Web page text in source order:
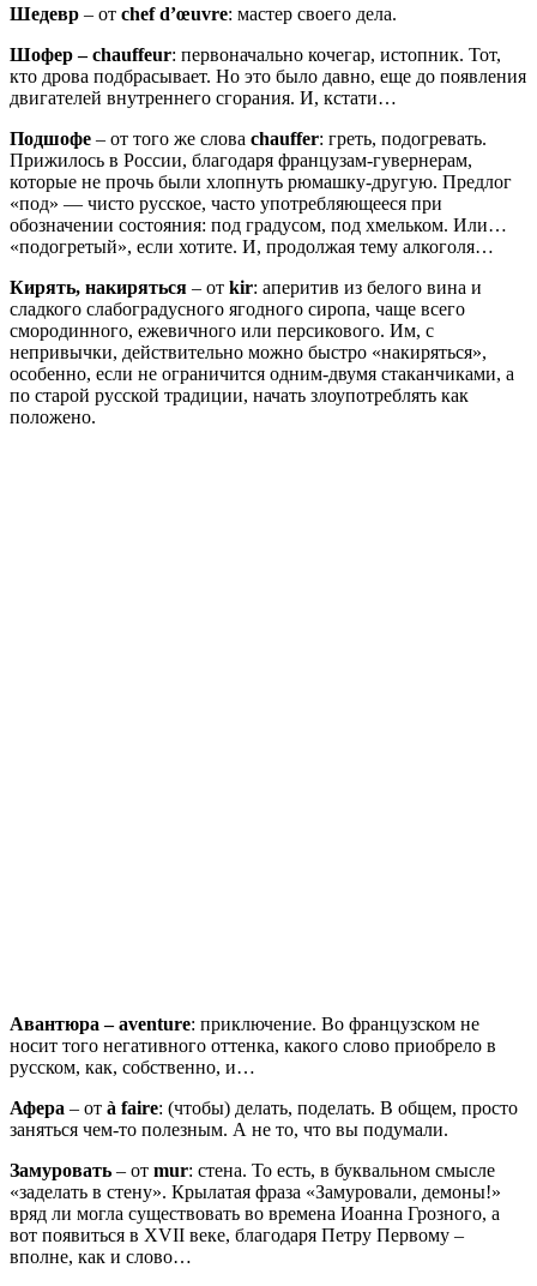
Шедевр – от chef d’œuvre: мастер своего дела.
Шофер – chauffeur: первоначально кочегар, истопник. Тот,
кто дрова подбрасывает. Но это было давно, еще до появления
двигателей внутреннего сгорания. И, кстати…
Подшофе – от того же слова chauffer: греть, подогревать.
Прижилось в России, благодаря французам-гувернерам,
которые не прочь были хлопнуть рюмашку-другую. Предлог
«под» — чисто русское, часто употребляющееся при
обозначении состояния: под градусом, под хмельком. Или…
«подогретый», если хотите. И, продолжая тему алкоголя…
Кирять, накиряться – от kir: аперитив из белого вина и
сладкого слабоградусного ягодного сиропа, чаще всего
смородинного, ежевичного или персикового. Им, с
непривычки, действительно можно быстро «накиряться»,
особенно, если не ограничится одним-двумя стаканчиками, а
по старой русской традиции, начать злоупотреблять как
положено.
Авантюра – aventure: приключение. Во французском не
носит того негативного оттенка, какого слово приобрело в
русском, как, собственно, и…
Афера – от à faire: (чтобы) делать, поделать. В общем, просто
заняться чем-то полезным. А не то, что вы подумали.
Замуровать – от mur: стена. То есть, в буквальном смысле
«заделать в стену». Крылатая фраза «Замуровали, демоны!»
вряд ли могла существовать во времена Иоанна Грозного, а
вот появиться в XVII веке, благодаря Петру Первому –
вполне, как и слово…